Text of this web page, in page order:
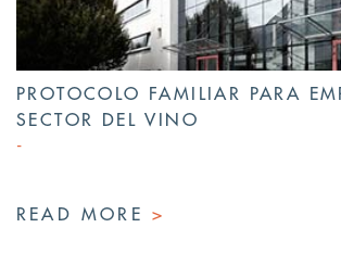
PROTOCOLO FAMILIAR PARA
SECTOR DEL VINO
READ MORE >